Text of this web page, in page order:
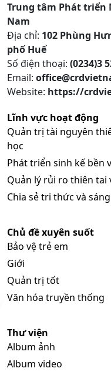
Trung tâm Phát triển
Nam
Địa chỉ: 102 Phùng
phố Huế
Số điện thoại: (0234)3
Email:
Website: https://
Lĩnh vực hoạt động
Quản trị tài nguyên
học
Phát triển sinh kế bền
Quản lý rủi ro thiên tai
Chia sẻ tri thức và
Chủ đề xuyên suốt
Bảo vệ trẻ em
Giới
Quản trị tốt
Văn hóa truyền thống
Thư viện
Album ảnh
Album video